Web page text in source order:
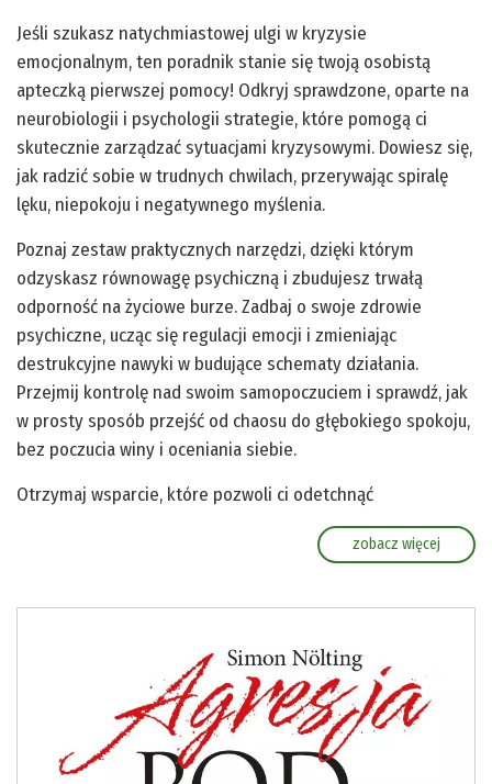
Jeśli szukasz natychmiastowej ulgi w kryzysie
emocjonalnym, ten poradnik stanie się twoją osobistą
apteczką pierwszej pomocy! Odkryj sprawdzone, oparte na
neurobiologii i psychologii strategie, które pomogą ci
skutecznie zarządzać sytuacjami kryzysowymi. Dowiesz się,
jak radzić sobie w trudnych chwilach, przerywając spiralę
lęku, niepokoju i negatywnego myślenia.
Poznaj zestaw praktycznych narzędzi, dzięki którym
odzyskasz równowagę psychiczną i zbudujesz trwałą
odporność na życiowe burze. Zadbaj o swoje zdrowie
psychiczne, ucząc się regulacji emocji i zmieniając
destrukcyjne nawyki w budujące schematy działania.
Przejmij kontrolę nad swoim samopoczuciem i sprawdź, jak
w prosty sposób przejść od chaosu do głębokiego spokoju,
bez poczucia winy i oceniania siebie.
Otrzymaj wsparcie, które pozwoli ci odetchnąć
zobacz więcej